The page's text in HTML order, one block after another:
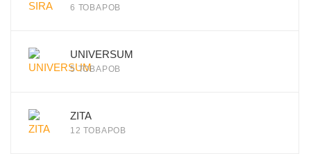
6 ТОВАРОВ
UNIVERSUM
5 ТОВАРОВ
ZITA
12 ТОВАРОВ